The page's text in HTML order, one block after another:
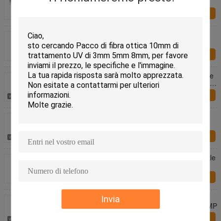
Invia
Retractable Cable Reel Stand Roller Cable Reel
Drum Holder Cable Drum Roller Richiesta ora
Fibra ottica nuda specializzata con nucleo di grande
diametro per sistemi laser per la depilazione operanti
a 755 e 1064 nanometri
Fabbrica fornitura diretta KFI-45 Cavo ottico segnale
identificatore DC 12V alimentato 1 anno
GYTS rubano il centro sotterraneo corazzato
24/48/96/144 del cavo ottico della fibra di vetro di MP